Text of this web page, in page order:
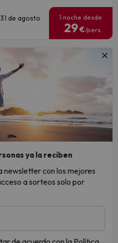
de agosto
1 noche desde
29€/pers.
ya la reciben
newsletter con los mejores
a sorteos solo por